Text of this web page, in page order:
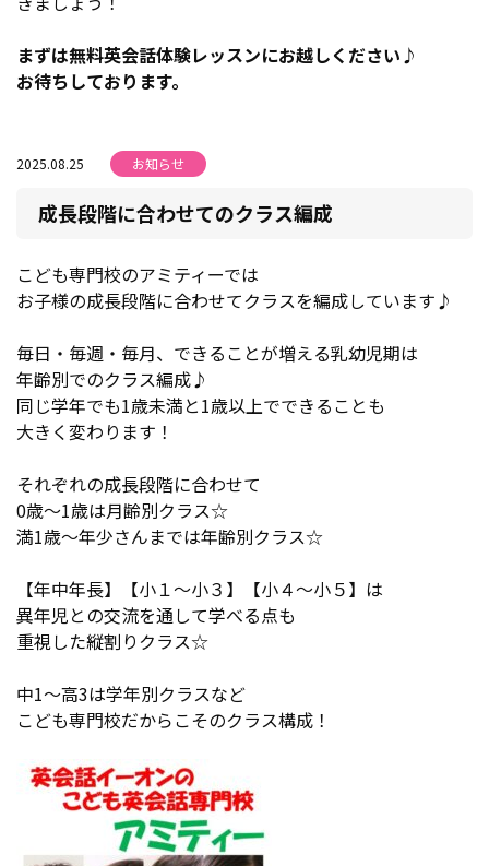
まずは無料英会話体験レッスンにお越しください♪
お待ちしております。
2025.08.25 お知らせ
成長段階に合わせてのクラス編成
こども専門校のアミティーでは
お子様の成長段階に合わせてクラスを編成しています♪
毎日・毎週・毎月、できることが増える乳幼児期は
年齢別でのクラス編成♪
同じ学年でも1歳未満と1歳以上でできることも
大きく変わります！
それぞれの成長段階に合わせて
0歳～1歳は月齢別クラス☆
満1歳～年少さんまでは年齢別クラス☆
【年中年長】【小１～小３】【小４～小５】は
異年児との交流を通して学べる点も
重視した縦割りクラス☆
中1～高3は学年別クラスなど
こども専門校だからこそのクラス構成！